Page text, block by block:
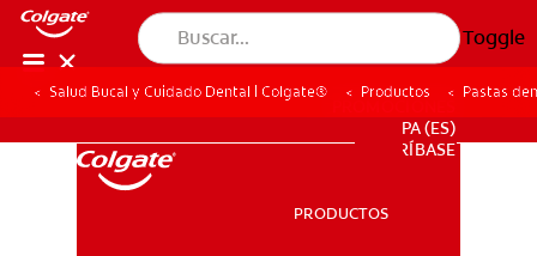
Toggle
PA (ES)
SUSCRÍBASE
PRODUCTOS
Salud Bucal y Cuidado Dental | Colgate® Productos Pastas